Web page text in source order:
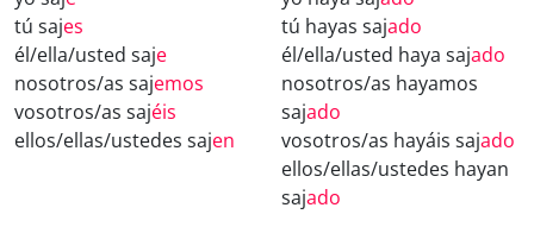
tú sajes
él/ella/usted saje
nosotros/as sajemos
vosotros/as sajéis
ellos/ellas/ustedes sajen
tú hayas sajado
él/ella/usted haya sajado
nosotros/as hayamos
sajado
vosotros/as hayáis sajado
ellos/ellas/ustedes hayan
sajado